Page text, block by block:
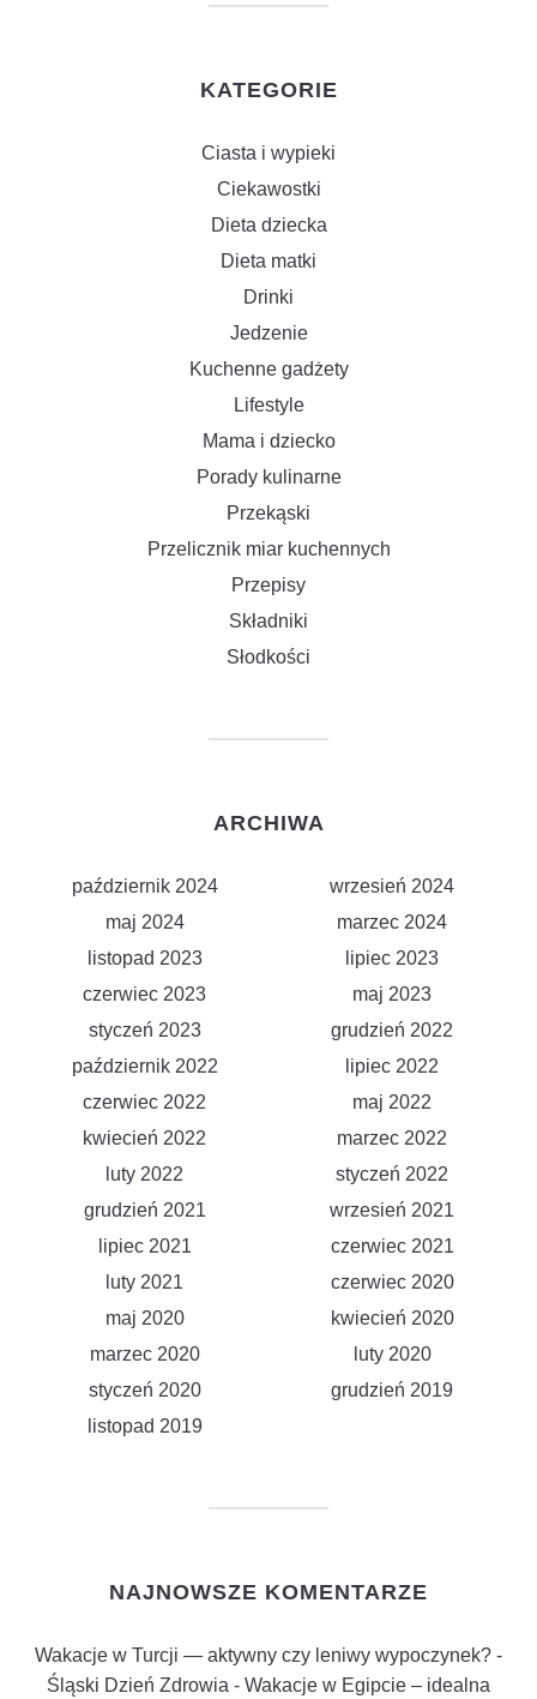
KATEGORIE
Ciasta i wypieki
Ciekawostki
Dieta dziecka
Dieta matki
Drinki
Jedzenie
Kuchenne gadżety
Lifestyle
Mama i dziecko
Porady kulinarne
Przekąski
Przelicznik miar kuchennych
Przepisy
Składniki
Słodkości
ARCHIWA
październik 2024
wrzesień 2024
maj 2024
marzec 2024
listopad 2023
lipiec 2023
czerwiec 2023
maj 2023
styczeń 2023
grudzień 2022
październik 2022
lipiec 2022
czerwiec 2022
maj 2022
kwiecień 2022
marzec 2022
luty 2022
styczeń 2022
grudzień 2021
wrzesień 2021
lipiec 2021
czerwiec 2021
luty 2021
czerwiec 2020
maj 2020
kwiecień 2020
marzec 2020
luty 2020
styczeń 2020
grudzień 2019
listopad 2019
NAJNOWSZE KOMENTARZE
Wakacje w Turcji — aktywny czy leniwy wypoczynek? -
Śląski Dzień Zdrowia - Wakacje w Egipcie – idealna